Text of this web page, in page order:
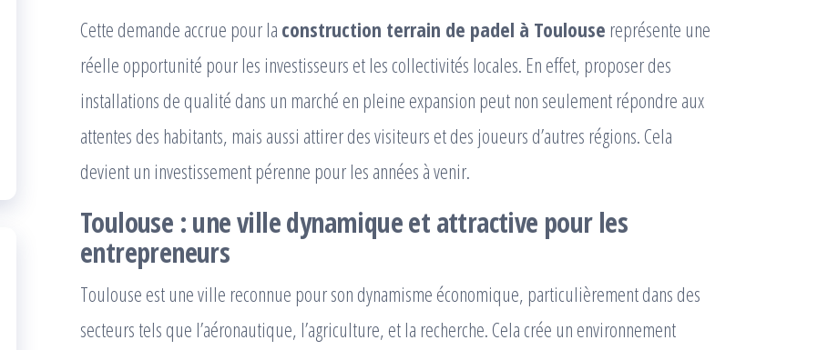
Cette demande accrue pour la construction terrain de padel à Toulouse représente une
réelle opportunité pour les investisseurs et les collectivités locales. En effet, proposer des
installations de qualité dans un marché en pleine expansion peut non seulement répondre aux
attentes des habitants, mais aussi attirer des visiteurs et des joueurs d’autres régions. Cela
devient un investissement pérenne pour les années à venir.
Toulouse : une ville dynamique et attractive pour les
entrepreneurs
Toulouse est une ville reconnue pour son dynamisme économique, particulièrement dans des
secteurs tels que l’aéronautique, l’agriculture, et la recherche. Cela crée un environnement